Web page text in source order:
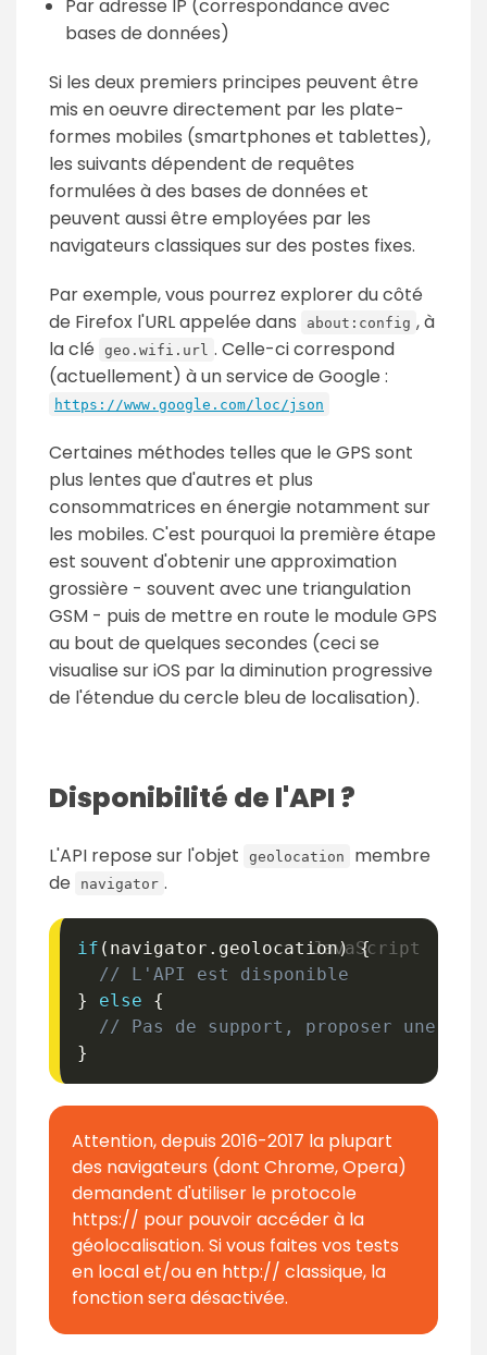
Par adresse IP (correspondance avec
bases de données)
Si les deux premiers principes peuvent être
mis en oeuvre directement par les plate-
formes mobiles (smartphones et tablettes),
les suivants dépendent de requêtes
formulées à des bases de données et
peuvent aussi être employées par les
navigateurs classiques sur des postes fixes.
Par exemple, vous pourrez explorer du côté
de Firefox l'URL appelée dans
about:config , à
la clé
geo.wifi.url . Celle-ci correspond
(actuellement) à un service de Google :
https://www.google.com/loc/json
Certaines méthodes telles que le GPS sont
plus lentes que d'autres et plus
consommatrices en énergie notamment sur
les mobiles. C'est pourquoi la première étape
est souvent d'obtenir une approximation
grossière - souvent avec une triangulation
GSM - puis de mettre en route le module GPS
au bout de quelques secondes (ceci se
visualise sur iOS par la diminution progressive
de l'étendue du cercle bleu de localisation).
Disponibilité de l'API ?
L'API repose sur l'objet geolocation
membre
de
navigator .
if ( navigator . geolocation) {
// L'API est disponible
}
else
{
// Pas de support, proposer une
}
Attention, depuis 2016-2017 la plupart
des navigateurs (dont Chrome, Opera)
demandent d'utiliser le protocole
https:// pour pouvoir accéder à la
géolocalisation. Si vous faites vos tests
en local et/ou en http:// classique, la
fonction sera désactivée.